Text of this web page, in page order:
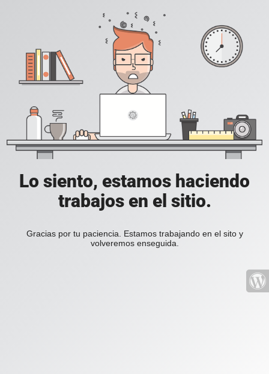
Lo siento, estamos haciendo
trabajos en el sitio.
Gracias por tu paciencia. Estamos trabajando en el sito y
volveremos enseguida.